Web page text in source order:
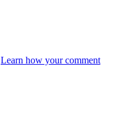
Learn how your comment